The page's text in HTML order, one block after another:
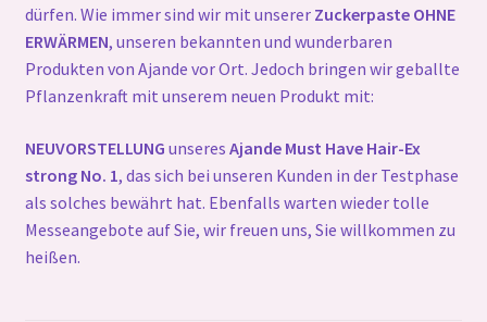
dürfen. Wie immer sind wir mit unserer Zuckerpaste OHNE
ERWÄRMEN, unseren bekannten und wunderbaren
Produkten von Ajande vor Ort. Jedoch bringen wir geballte
Pflanzenkraft mit unserem neuen Produkt mit:
NEUVORSTELLUNG unseres Ajande Must Have Hair-Ex
strong No. 1, das sich bei unseren Kunden in der Testphase
als solches bewährt hat. Ebenfalls warten wieder tolle
Messeangebote auf Sie, wir freuen uns, Sie willkommen zu
heißen.